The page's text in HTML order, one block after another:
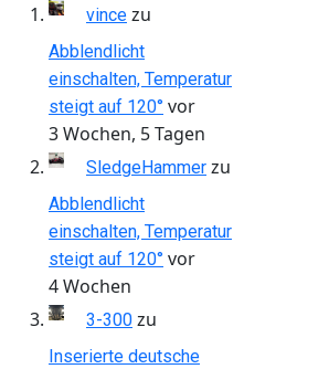
vince zu
Abblendlicht
einschalten, Temperatur
steigt auf 120° vor
3 Wochen, 5 Tagen
SledgeHammer zu
Abblendlicht
einschalten, Temperatur
steigt auf 120° vor
4 Wochen
3-300 zu
Inserierte deutsche